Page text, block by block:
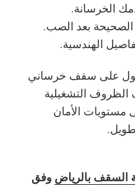
الخرسانة.
الصحيحة بعد الصب.
الهندسية.
على سقف خرساني
التشغيلية
مستويات الأمان
بالرياض وفق